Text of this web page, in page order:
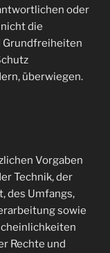
oder
die
Grundfreiheiten
überwiegen.
Vorgaben
Technik, der
des Umfangs,
sowie
Rechte und